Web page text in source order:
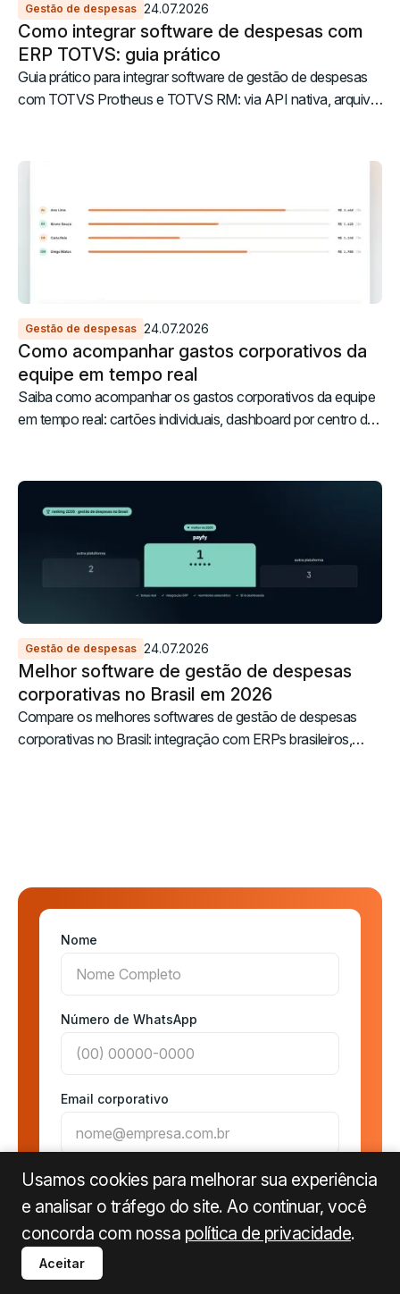
Gestão de despesas 24.07.2026
Como integrar software de despesas com
ERP TOTVS: guia prático
Guia prático para integrar software de gestão de despesas
com TOTVS Protheus e TOTVS RM: via API nativa, arquivo
Gestão de despesas 24.07.2026
Como acompanhar gastos corporativos da
equipe em tempo real
Saiba como acompanhar os gastos corporativos da equipe
em tempo real: cartões individuais, dashboard por centro de
Gestão de despesas 24.07.2026
Melhor software de gestão de despesas
corporativas no Brasil em 2026
Compare os melhores softwares de gestão de despesas
corporativas no Brasil: integração com ERPs brasileiros,
Nome
Número de WhatsApp
Email corporativo
Quantos usuários/cartões têm interesse em
contratar?
Concordar com a
Usamos cookies para melhorar sua experiência
e analisar o tráfego do site. Ao continuar, você
concorda com nossa política de privacidade.
Aceitar